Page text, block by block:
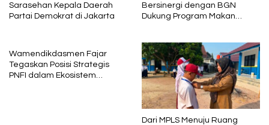
Sarasehan Kepala Daerah
Partai Demokrat di Jakarta
Bersinergi dengan BGN
Dukung Program Makan
Wamendikdasmen Fajar
Tegaskan Posisi Strategis
PNFI dalam Ekosistem
Dari MPLS Menuju Ruang